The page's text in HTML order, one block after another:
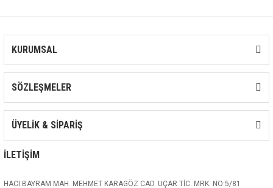
KURUMSAL
SÖZLEŞMELER
ÜYELİK & SİPARİŞ
İLETİŞİM
HACI BAYRAM MAH. MEHMET KARAGÖZ CAD. UÇAR TİC. MRK. NO:5/81